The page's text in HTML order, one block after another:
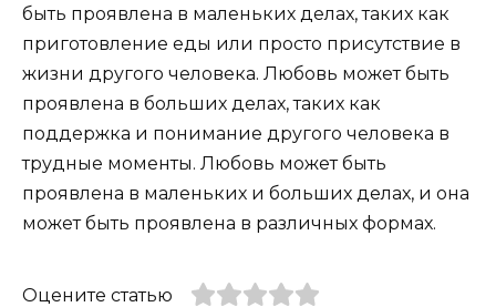
быть проявлена в маленьких делах, таких как
приготовление еды или просто присутствие в
жизни другого человека. Любовь может быть
проявлена в больших делах, таких как
поддержка и понимание другого человека в
трудные моменты. Любовь может быть
проявлена в маленьких и больших делах, и она
может быть проявлена в различных формах.
Оцените статью